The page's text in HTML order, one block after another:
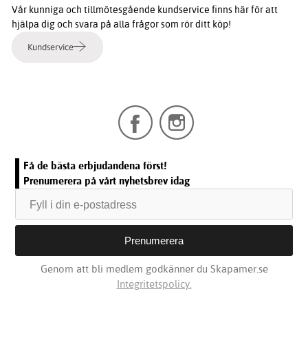
Vår kunniga och tillmötesgående kundservice finns här för att
hjälpa dig och svara på alla frågor som rör ditt köp!
Kundservice
Få de bästa erbjudandena först!
Prenumerera på vårt nyhetsbrev idag
Genom att bli medlem godkänner du Skapamer.se
Integritetspolicy.